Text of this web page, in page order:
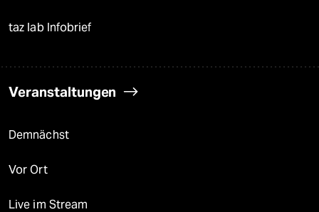
taz lab Infobrief
Veranstaltungen
Demnächst
Vor Ort
Live im Stream